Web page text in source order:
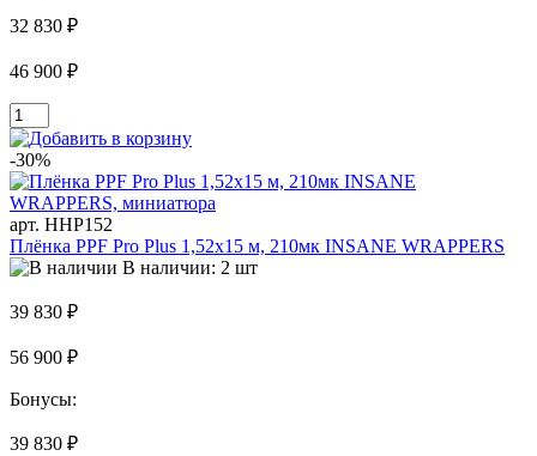
32 830 ₽
46 900 ₽
-30%
арт. HHP152
Плёнка PPF Pro Plus 1,52x15 м, 210мк INSANE WRAPPERS
В наличии: 2 шт
39 830 ₽
56 900 ₽
Бонусы:
39 830 ₽